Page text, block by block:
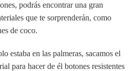
podrás encontrar una gran
que te sorprenderán, como
de coco.
estaba en las palmeras, sacamos el
para hacer de él botones resistentes